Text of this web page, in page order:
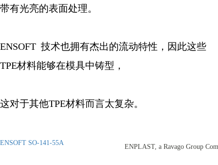
带有光亮的表面处理。
ENSOFT 技术也拥有杰出的流动特性，因此这些
TPE材料能够在模具中铸型，
这对于其他TPE材料而言太复杂。
ENSOFT SO-141-55A
ENPLAST, a Ravago Group